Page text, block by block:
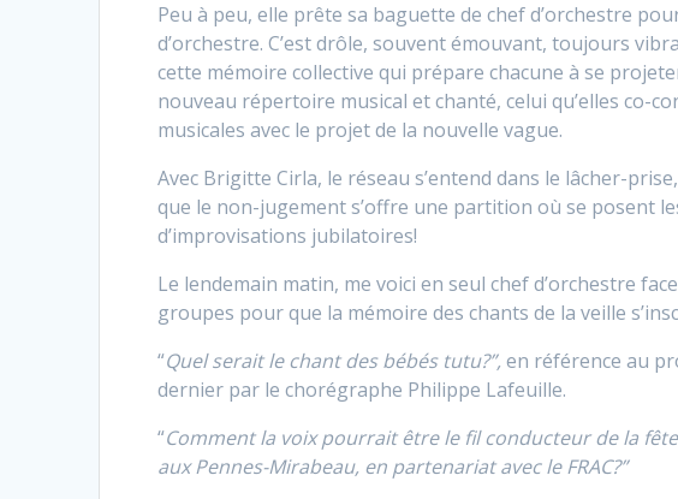
Peu à peu, elle prête sa baguette de chef d’orchestre
d’orchestre. C’est drôle, souvent émouvant, toujours
cette mémoire collective qui prépare chacune à se
nouveau répertoire musical et chanté, celui qu’elles co-
musicales avec le projet de la nouvelle vague.
Avec Brigitte Cirla, le réseau s’entend dans le lâcher-
que le non-jugement s’offre une partition où se posent
d’improvisations jubilatoires!
Le lendemain matin, me voici en seul chef d’orchestre
groupes pour que la mémoire des chants de la veille
“Quel serait le chant des bébés tutu?”, en référence au
dernier par le chorégraphe Philippe Lafeuille.
“Comment la voix pourrait être le fil conducteur de la
aux Pennes-Mirabeau, en partenariat avec le FRAC?”